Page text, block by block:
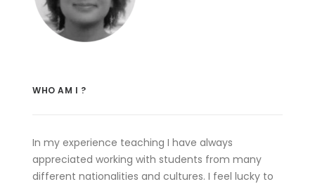
WHO AM I ?
In my experience teaching I have always
appreciated working with students from many
different nationalities and cultures. I feel lucky to